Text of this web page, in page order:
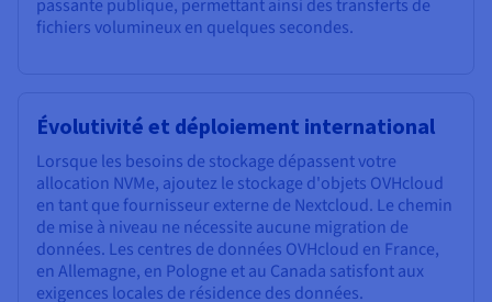
passante publique, permettant ainsi des transferts de
fichiers volumineux en quelques secondes.
Évolutivité et déploiement international
Lorsque les besoins de stockage dépassent votre
allocation NVMe, ajoutez le stockage d'objets OVHcloud
en tant que fournisseur externe de Nextcloud. Le chemin
de mise à niveau ne nécessite aucune migration de
données. Les centres de données OVHcloud en France,
en Allemagne, en Pologne et au Canada satisfont aux
exigences locales de résidence des données.